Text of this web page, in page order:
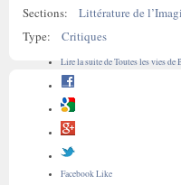
Sections:
Littérature de
Type:
Critiques
Lire la suitede Toutes les vies
Facebook Like